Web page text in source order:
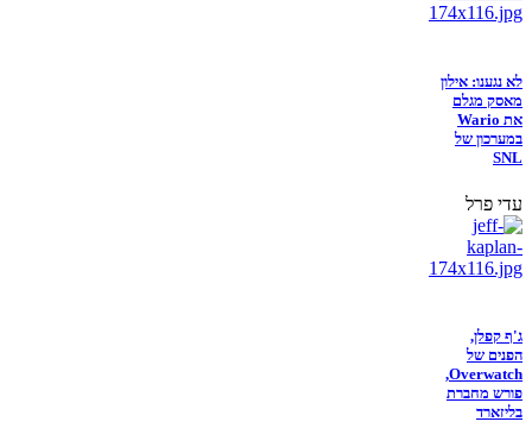
לא נגענו: אילון
מאסק מגלם
את Wario
במערכון של
SNL
עדי פרל
ג'ף קפלן,
הפנים של
Overwatch,
פורש מחברת
בליזארד